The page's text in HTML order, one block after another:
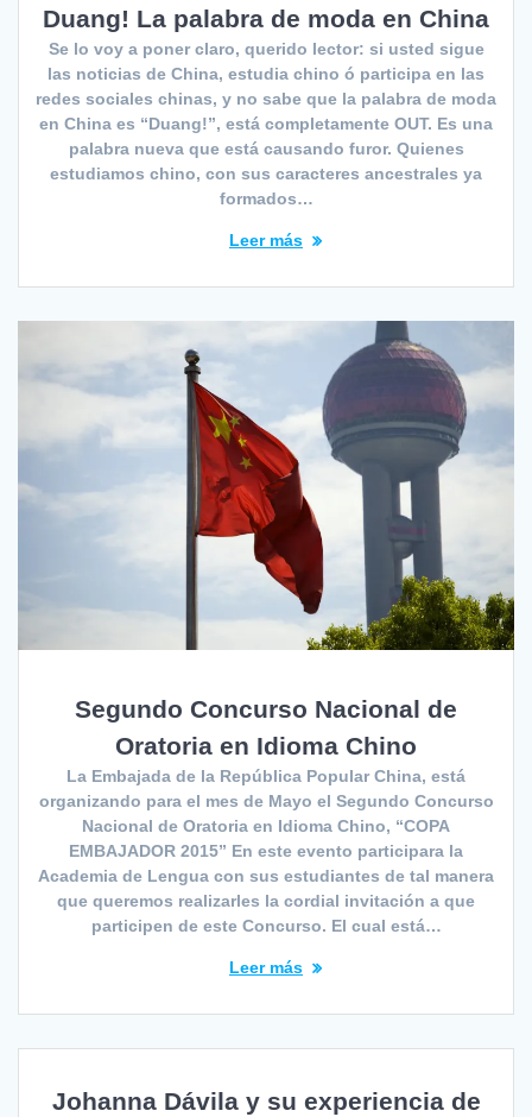
Duang! La palabra de moda en China
Se lo voy a poner claro, querido lector: si usted sigue
las noticias de China, estudia chino ó participa en las
redes sociales chinas, y no sabe que la palabra de moda
en China es “Duang!”, está completamente OUT. Es una
palabra nueva que está causando furor. Quienes
estudiamos chino, con sus caracteres ancestrales ya
formados…
Leer más
Segundo Concurso Nacional de
Oratoria en Idioma Chino
La Embajada de la República Popular China, está
organizando para el mes de Mayo el Segundo Concurso
Nacional de Oratoria en Idioma Chino, “COPA
EMBAJADOR 2015” En este evento participara la
Academia de Lengua con sus estudiantes de tal manera
que queremos realizarles la cordial invitación a que
participen de este Concurso. El cual está…
Leer más
Johanna Dávila y su experiencia de